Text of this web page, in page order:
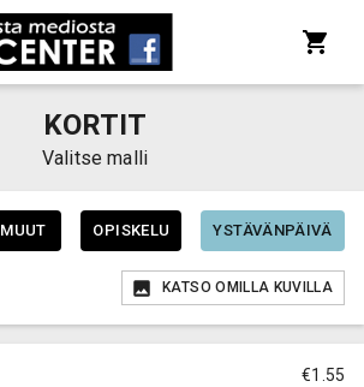
KORTIT
Valitse malli
MUUT OPISKELU YSTÄVÄNPÄIVÄ
KATSO OMILLA KUVILLA
€1.55